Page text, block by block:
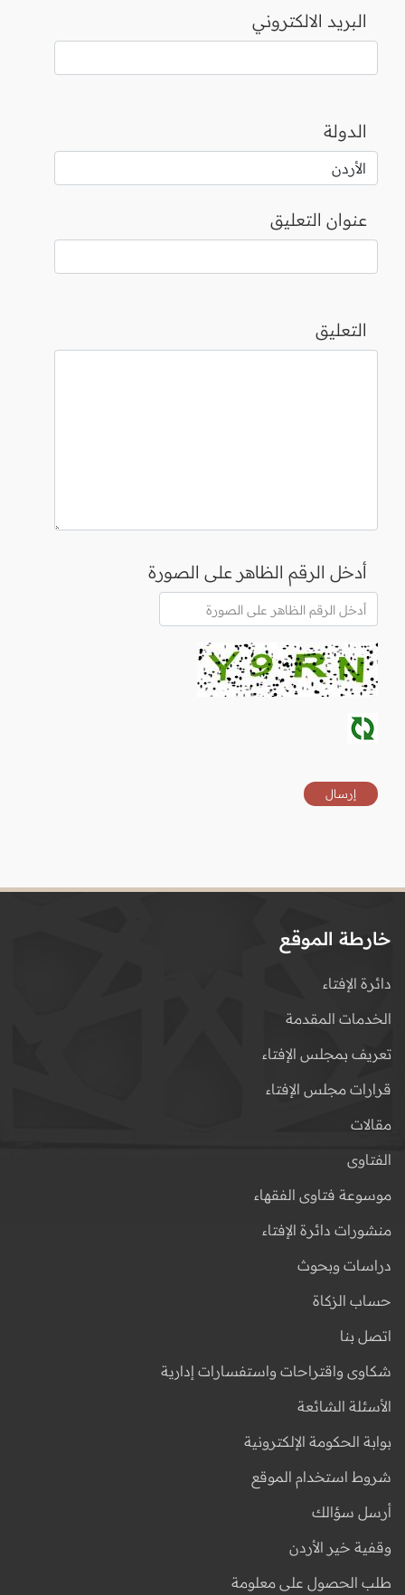
البريد الالكتروني
الدولة
عنوان التعليق
التعليق
أدخل الرقم الظاهر على الصورة
خارطة الموقع
دائرة الإفتاء
الخدمات المقدمة
تعريف بمجلس الإفتاء
قرارات مجلس الإفتاء
مقالات
الفتاوى
موسوعة فتاوى الفقهاء
منشورات دائرة الإفتاء
دراسات وبحوث
حساب الزكاة
اتصل بنا
شكاوى واقتراحات واستفسارات إدارية
الأسئلة الشائعة
بوابة الحكومة الإلكترونية
شروط استخدام الموقع
أرسل سؤالك
وقفية خير الأردن
طلب الحصول على معلومة